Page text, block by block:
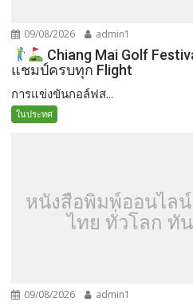
09/08/2026 admin1
Chiang Mai Golf
แชมป์ครบทุก Flight
การแข่งขันกอล์ฟส...
ในประทศ
หนังสือพิมพ์ออนไลน์
ไทย ทั่วโลก ทั
09/08/2026 admin1